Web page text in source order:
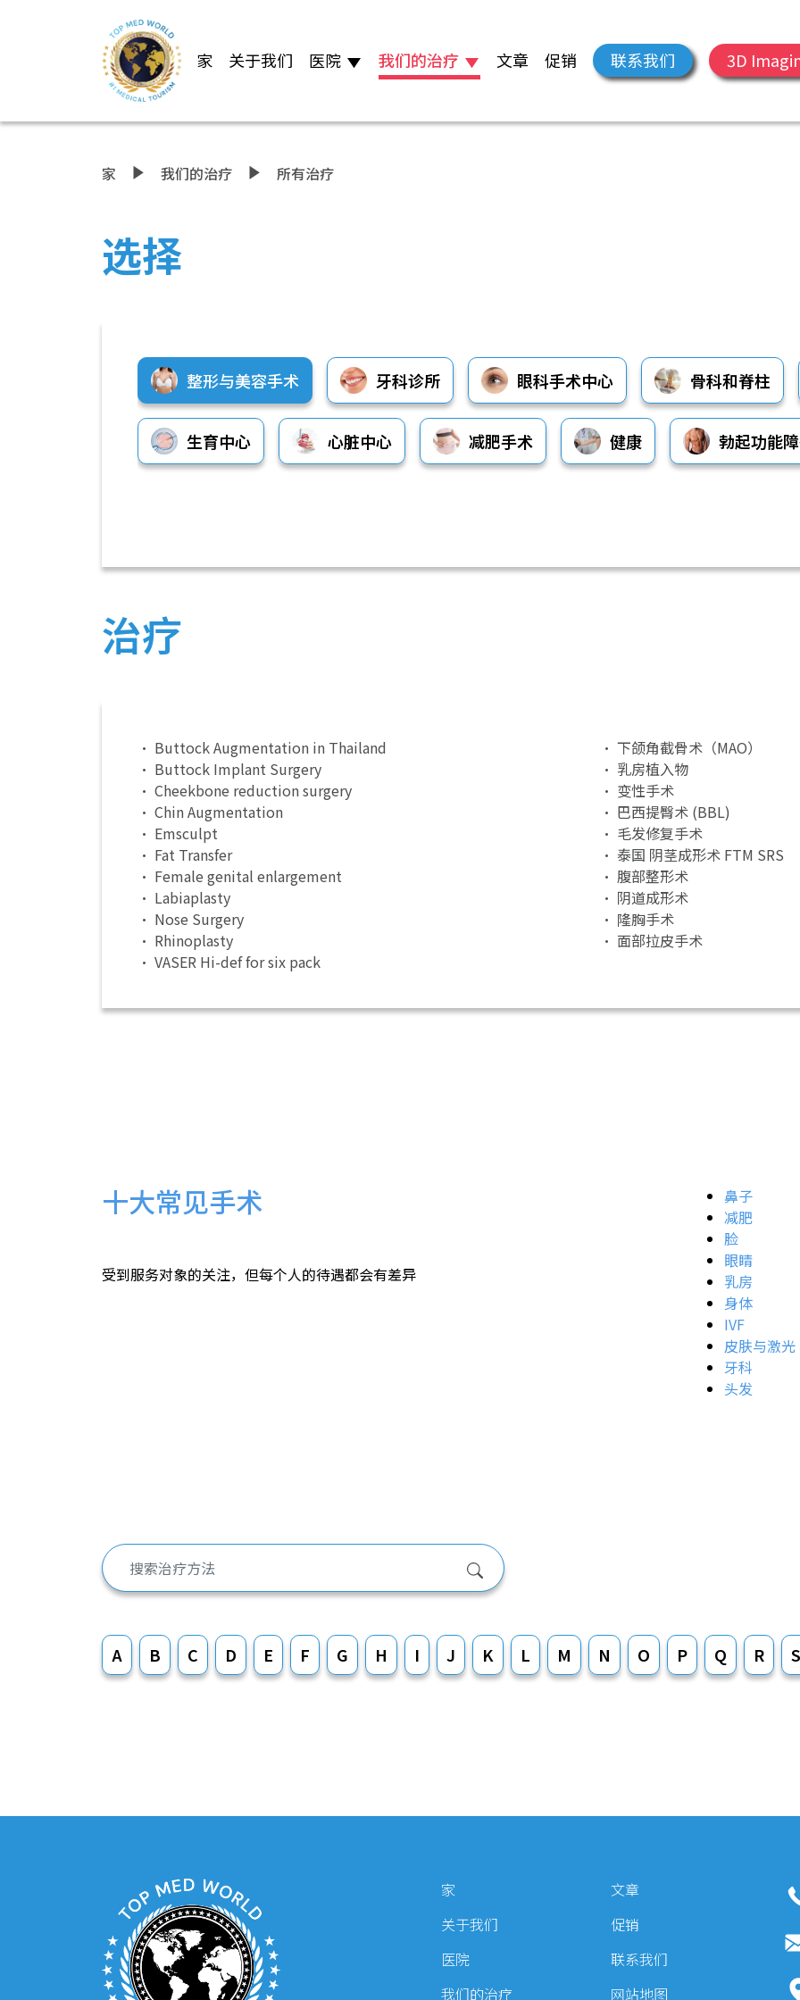
家 关于我们 医院 我们的治疗 文章 促销 联系我们 3D
家 我们的治疗 所有治疗
选择
整形与美容手术 牙科诊所 眼科手术中心 骨科和脊柱
生育中心 心脏中心 减肥手术 健康 勃起功能
治疗
• Buttock Augmentation in Thailand
• Buttock Implant Surgery
• Cheekbone reduction surgery
• Chin Augmentation
• Emsculpt
• Fat Transfer
• Female genital enlargement
• Labiaplasty
• Nose Surgery
• Rhinoplasty
• VASER Hi-def for six pack
• 下颌角截骨术（MAO）
• 乳房植入物
• 变性手术
• 巴西提臀术 (BBL)
• 毛发修复手术
• 泰国 阴茎成形术 FTM SRS
• 腹部整形术
• 阴道成形术
• 隆胸手术
• 面部拉皮手术
十大常见手术
受到服务对象的关注，但每个人的待遇都会有差异
鼻子
减肥
脸
眼睛
乳房
身体
IVF
皮肤与激光
牙科
头发
A B C D E F G H I J K L M N O P Q R S
家
关于我们
医院
我们的治疗
文章
促销
联系我们
网站地图